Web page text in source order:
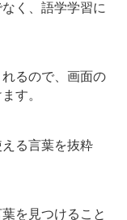
く、語学学習に
るので、画面の
す。
る言葉を抜粋
を見つけること